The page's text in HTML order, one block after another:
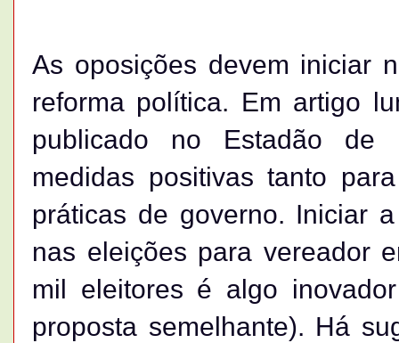
As oposições devem iniciar
reforma política. Em artigo
publicado no Estadão de
medidas positivas tanto
práticas de governo. Iniciar
nas eleições para vereador
mil eleitores é algo
proposta semelhante). Há